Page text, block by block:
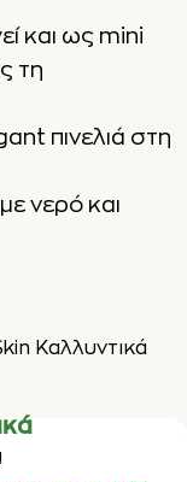
και ως mini
τη
πινελιά στη
νερό και
Καλλυντικά